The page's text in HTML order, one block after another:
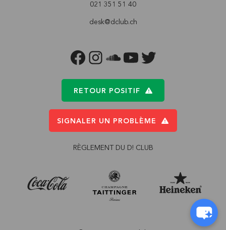
021 351 51 40
desk@dclub.ch
FACEBOOKINSTAGRAM
SOUNDCLOUD
YOUTUBETWITTER
RETOUR POSITIF
SIGNALER UN PROBLÈME
RÈGLEMENT DU D! CLUB